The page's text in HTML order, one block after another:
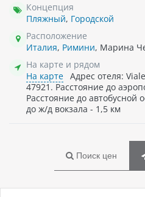
Концепция
Пляжный, Городской
Расположение
Италия, Римини, Марина
На карте и рядом
На карте Адрес отеля:
47921. Расстояние до
Расстояние до автобусной
до ж/д вокзала - 1,5 км
Поиск цен